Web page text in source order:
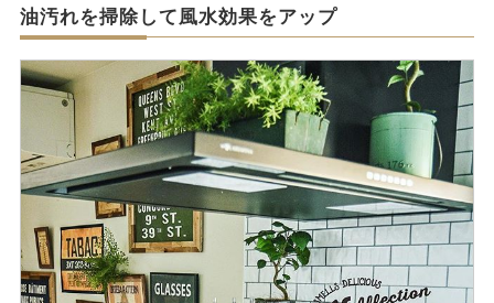
油汚れを掃除して風水効果をアップ